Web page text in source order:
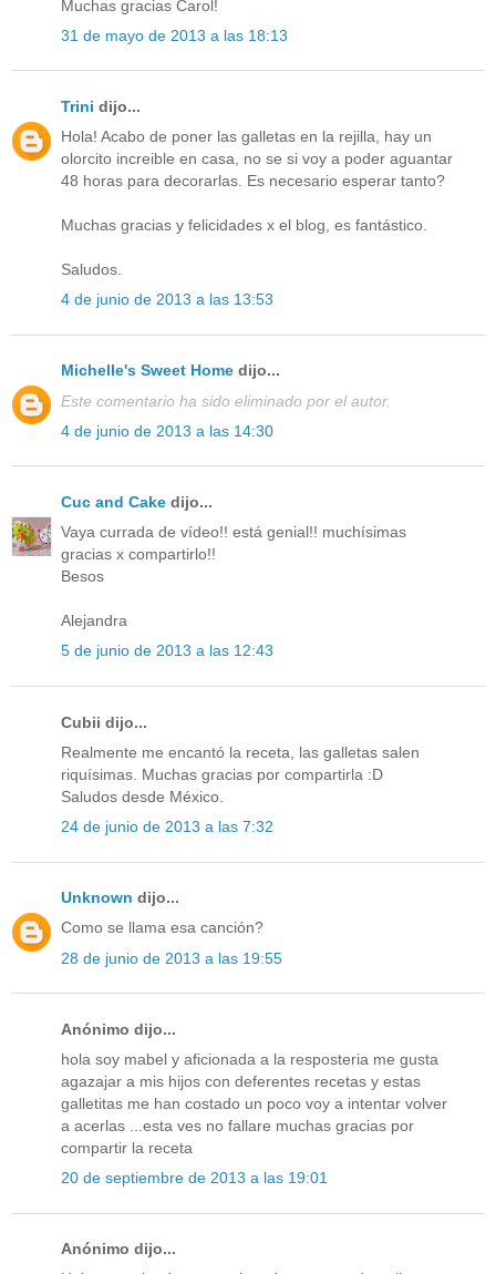
Muchas gracias Carol!
31 de mayo de 2013 a las 18:13
Trini dijo...
Hola! Acabo de poner las galletas en la rejilla, hay un
olorcito increible en casa, no se si voy a poder aguantar
48 horas para decorarlas. Es necesario esperar tanto?
Muchas gracias y felicidades x el blog, es fantástico.
Saludos.
4 de junio de 2013 a las 13:53
Michelle's Sweet Home dijo...
Este comentario ha sido eliminado por el autor.
4 de junio de 2013 a las 14:30
Cuc and Cake dijo...
Vaya currada de vídeo!! está genial!! muchísimas
gracias x compartirlo!!
Besos
Alejandra
5 de junio de 2013 a las 12:43
Cubii dijo...
Realmente me encantó la receta, las galletas salen
riquísimas. Muchas gracias por compartirla :D
Saludos desde México.
24 de junio de 2013 a las 7:32
Unknown dijo...
Como se llama esa canción?
28 de junio de 2013 a las 19:55
Anónimo dijo...
hola soy mabel y aficionada a la resposteria me gusta
agazajar a mis hijos con deferentes recetas y estas
galletitas me han costado un poco voy a intentar volver
a acerlas ...esta ves no fallare muchas gracias por
compartir la receta
20 de septiembre de 2013 a las 19:01
Anónimo dijo...